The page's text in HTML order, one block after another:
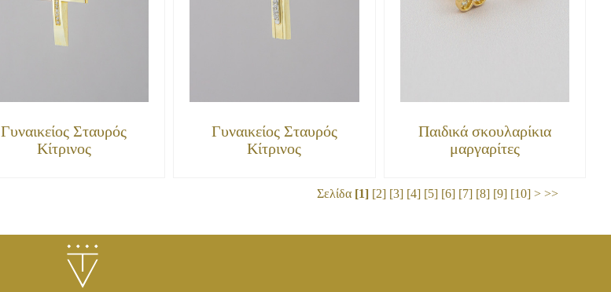
Γυναικείος Σταυρός
Κίτρινος
Γυναικείος Σταυρός
Κίτρινος
Παιδικά σκουλαρίκια
μαργαρίτες
Σελίδα [1] [2] [3] [4] [5] [6] [7] [8] [9] [10] > >>